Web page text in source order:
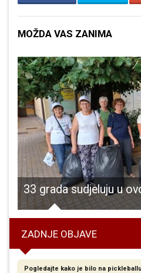
MOŽDA VAS ZANIMA
ZADNJE OBJAVE
Pogledajte kako je bilo na